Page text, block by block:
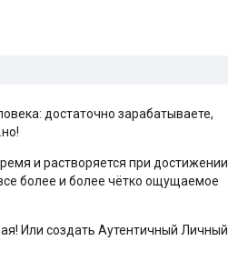
достаточно зарабатываете,
и растворяется при достижении
более и более чётко ощущаемое
Или создать Аутентичный Личный